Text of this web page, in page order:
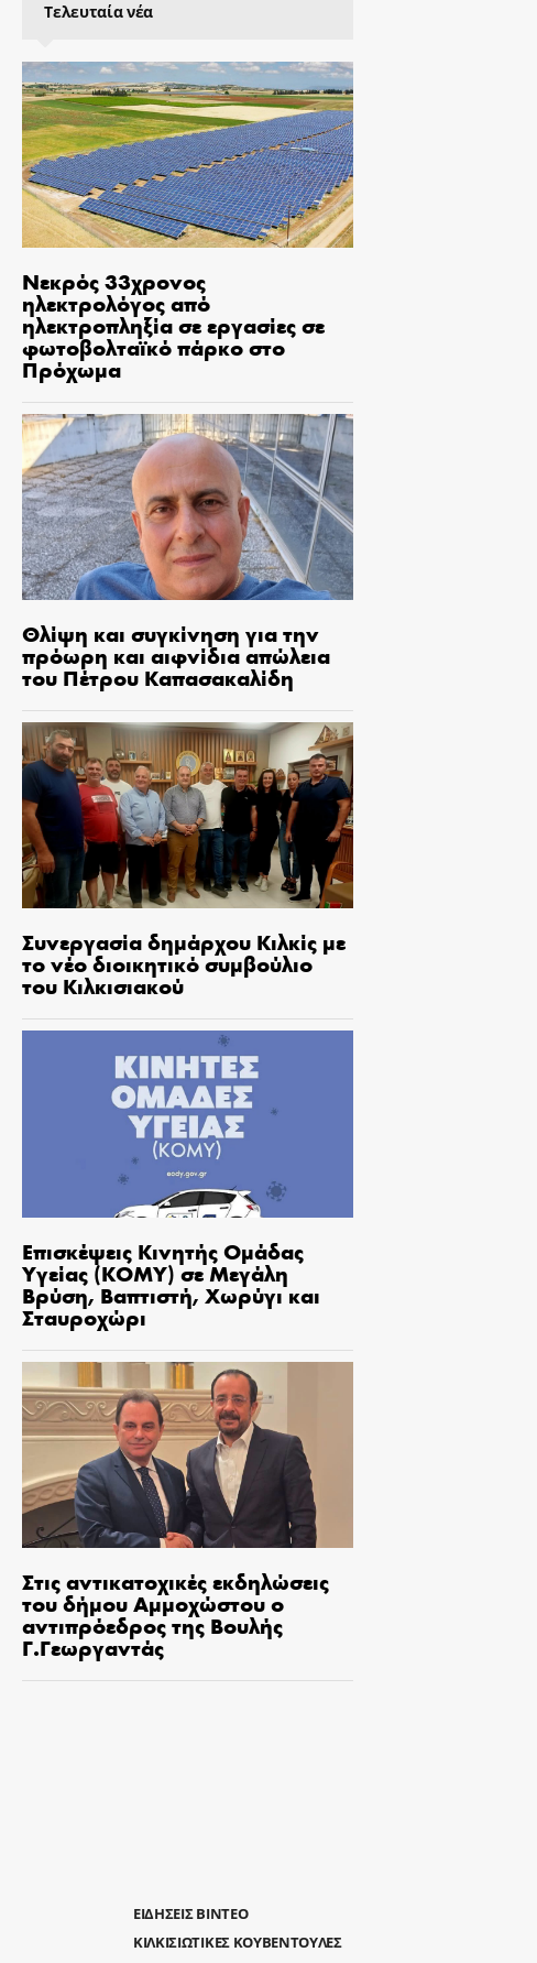
Τελευταία νέα
Νεκρός 33χρονος
ηλεκτρολόγος από
ηλεκτροπληξία σε εργασίες σε
φωτοβολταϊκό πάρκο στο
Πρόχωμα
Θλίψη και συγκίνηση για την
πρόωρη και αιφνίδια απώλεια
του Πέτρου Καπασακαλίδη
Συνεργασία δημάρχου Κιλκίς με
το νέο διοικητικό συμβούλιο
του Κιλκισιακού
Επισκέψεις Κινητής Ομάδας
Υγείας (ΚΟΜΥ) σε Μεγάλη
Βρύση, Βαπτιστή, Χωρύγι και
Σταυροχώρι
Στις αντικατοχικές εκδηλώσεις
του δήμου Αμμοχώστου ο
αντιπρόεδρος της Βουλής
Γ.Γεωργαντάς
ΕΙΔΗΣΕΙΣ ΒΙΝΤΕΟ
ΚΙΛΚΙΣΙΩΤΙΚΕΣ ΚΟΥΒΕΝΤΟΥΛΕΣ